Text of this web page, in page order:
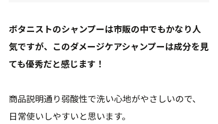
ボタニストのシャンプーは市販の中でもかなり人
気ですが、このダメージケアシャンプーは成分を見
ても優秀だと感じます！
商品説明通り弱酸性で洗い心地がやさしいので、
日常使いしやすいと思います。